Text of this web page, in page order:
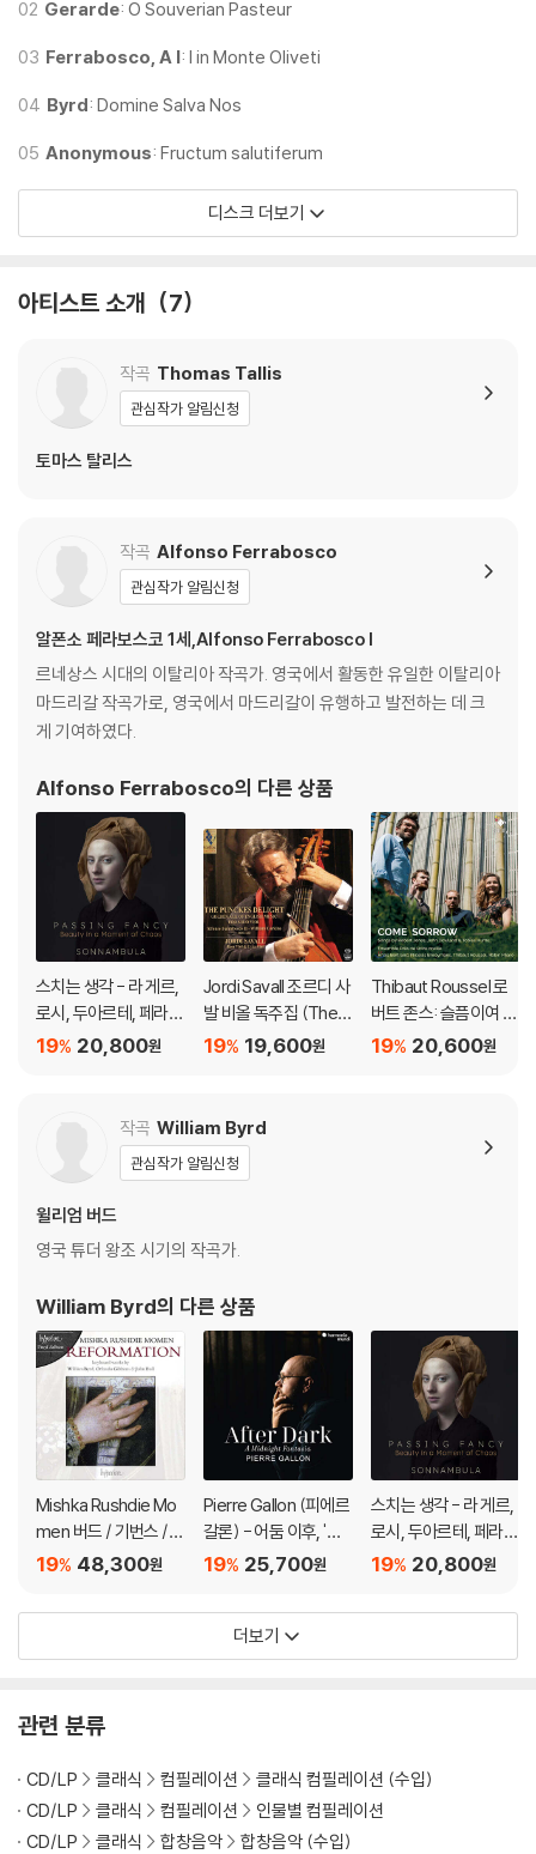
02 Gerarde: O Souverian Pasteur
03 Ferrabosco, A I: I in Monte Oliveti
04 Byrd: Domine Salva Nos
05 Anonymous: Fructum salutiferum
디스크 더보기
아티스트 소개 7
작곡 Thomas Tallis
관심작가 알림신청
토마스 탈리스
작곡 Alfonso Ferrabosco
관심작가 알림신청
알폰소 페라보스코 1세,Alfonso Ferrabosco I
르네상스 시대의 이탈리아 작곡가. 영국에서 활동한 유일한 이탈리아
마드리갈 작곡가로, 영국에서 마드리갈이 유행하고 발전하는 데 크
게 기여하였다.
Alfonso Ferrabosco의 다른 상품
스치는 생각 - 라 게르,
로시, 두아르테, 페라보
스코, 버드 등의 음악
20,800원
19%
Jordi Savall 조르디 사
발 비올 독주집 (The P
unckes Delight)
19,600원
19%
Thibaut Roussel 로
버트 존스: 슬픔이여 오
라 (Robert Jones: C
20,600원
19%
작곡 William Byrd
관심작가 알림신청
윌리엄 버드
영국 튜더 왕조 시기의 작곡가.
William Byrd의 다른 상품
Mishka Rushdie Mo
men 버드 / 기번스 /
불: 건반곡집 (Reform
ks) [LP]
48,300원
19%
Pierre Gallon (피에르
갈론) - 어둠 이후, '한
밤의 판타지아' (After
ntasia')
25,700원
19%
스치는 생각 - 라 게르,
로시, 두아르테, 페라보
스코, 버드 등의 음악
auty in a Moment of
20,800원
19%
더보기
관련 분류
CD/LP 클래식 컴필레이션
클래식 컴필레이션 (수입)
CD/LP
클래식 컴필레이션
인물별 컴필레이션
CD/LP
클래식 합창음악 합창음악 (수입)